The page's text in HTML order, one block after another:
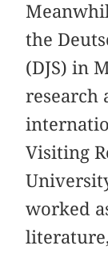
the
(DJS) in
research
Visiting
worked